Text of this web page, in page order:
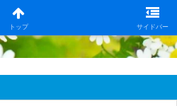
トップ サイドバー